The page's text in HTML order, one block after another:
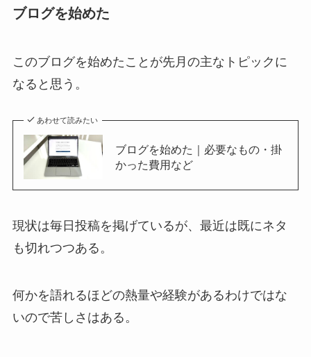
ブログを始めた
このブログを始めたことが先月の主なトピックに
なると思う。
あわせて読みたい
ブログを始めた｜必要なもの・掛
かった費用など
現状は毎日投稿を掲げているが、最近は既にネタ
も切れつつある。
何かを語れるほどの熱量や経験があるわけではな
いので苦しさはある。